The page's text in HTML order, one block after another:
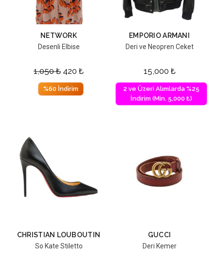
NETWORK
Desenli Elbise
1,050₺ 420 ₺
%60 İndirim
EMPORIO ARMANI
Deri ve Neopren Ceket
15,000 ₺
2 ve Üzeri Alımlarda %25
İndirim (Min. 5,000 ₺)
CHRISTIAN LOUBOUTIN
So Kate Stiletto
GUCCI
Deri Kemer